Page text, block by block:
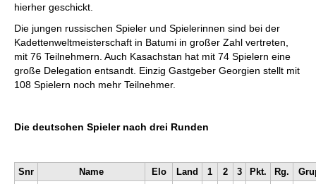
hierher geschickt.
Die jungen russischen Spieler und Spielerinnen sind bei der
Kadettenweltmeisterschaft in Batumi in großer Zahl vertreten,
mit 76 Teilnehmern. Auch Kasachstan hat mit 74 Spielern eine
große Delegation entsandt. Einzig Gastgeber Georgien stellt mit
108 Spielern noch mehr Teilnehmer.
Die deutschen Spieler nach drei Runden
Snr Name Elo Land 1 2 3 Pkt. Rg.